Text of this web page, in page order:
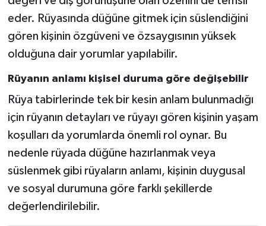
eder. Rüyasında düğüne gitmek için süslendiğini
gören kişinin özgüveni ve özsaygısının yüksek
olduğuna dair yorumlar yapılabilir.
Rüyanın anlamı kişisel duruma göre değişebilir
Rüya tabirlerinde tek bir kesin anlam bulunmadığı
için rüyanın detayları ve rüyayı gören kişinin yaşam
koşulları da yorumlarda önemli rol oynar. Bu
nedenle rüyada düğüne hazırlanmak veya
süslenmek gibi rüyaların anlamı, kişinin duygusal
ve sosyal durumuna göre farklı şekillerde
değerlendirilebilir.